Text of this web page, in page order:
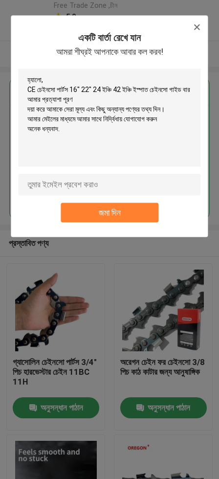
একটি বার্তা রেখে যান
আমরা শীঘ্রই আপনাকে আবার কল করব!
জমা দিন
বাড়ি
Free Trade Zone ,চীন
5.0
আরো দেখুন
এর সেরা মূল্য পান
CE চেইনসো পার্টস 16" 22" 24 ইঞ্চি 42
প্রস্তাবিত পণ্য
গ্যাসোলিন চেইনসো পার্টস 3/4"
পিচ হারভেস্টার চেইন 11BC
11H
অনুসন্ধান পাঠান
অরেগন চেইন ফর চেইনসো 3/8
পিচ কাঠ কাটার জন্য আনুষাঙ্গিক
অনুসন্ধান পাঠান